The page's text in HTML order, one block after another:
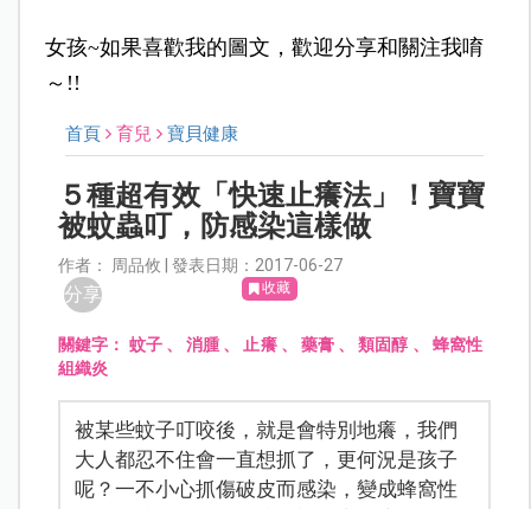
女孩~如果喜歡我的圖文，歡迎分享和關注我唷
～!!
首頁 育兒 寶貝健康
５種超有效「快速止癢法」！寶寶
被蚊蟲叮，防感染這樣做
作者： 周品攸 | 發表日期：2017-06-27
分享 收藏
關鍵字： 蚊子、 消腫 、 止癢、 藥膏 、類固醇 、 蜂窩性
組織炎
被某些蚊子叮咬後，就是會特別地癢，我們
大人都忍不住會一直想抓了，更何況是孩子
呢？一不小心抓傷破皮而感染，變成蜂窩性